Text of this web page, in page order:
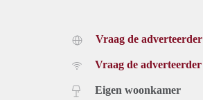
Vraag de adverteerder
Vraag de adverteerder
Eigen woonkamer